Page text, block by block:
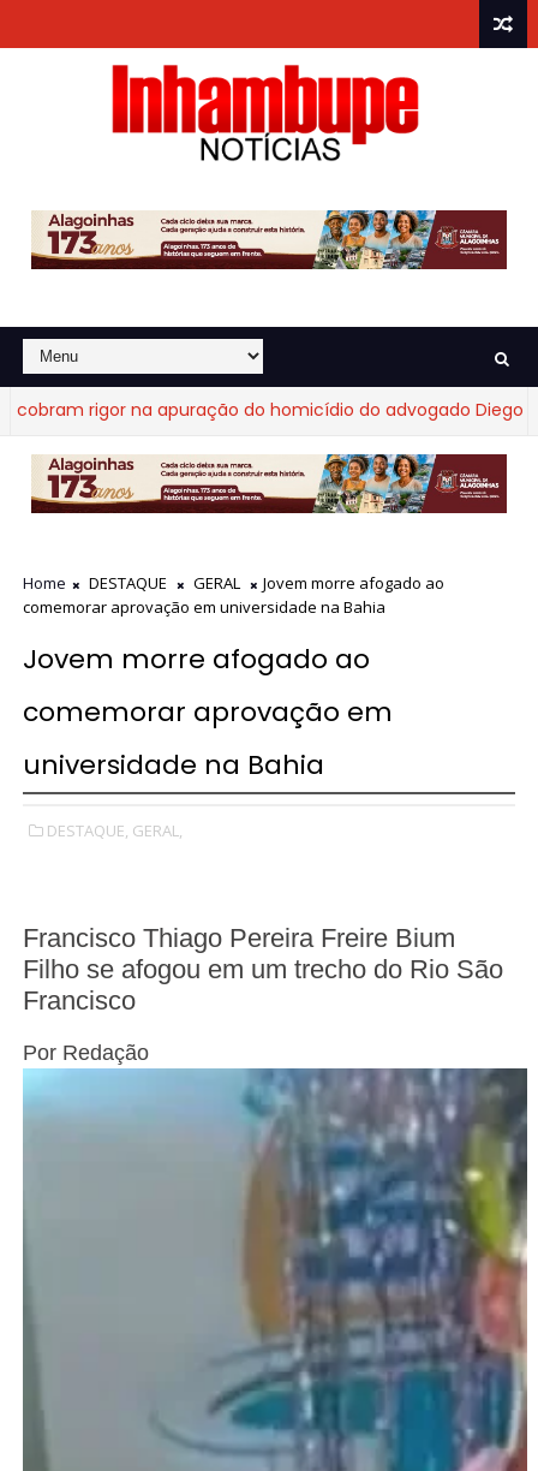
rigor na apuração do homicídio do advogado Diego
Home DESTAQUE GERAL
Jovem morre afogado ao
comemorar aprovação em universidade na Bahia
Jovem morre afogado ao
comemorar aprovação em
universidade na Bahia
DESTAQUE, GERAL,
Francisco Thiago Pereira Freire Bium
Filho se afogou em um trecho do Rio São
Francisco
Por Redação